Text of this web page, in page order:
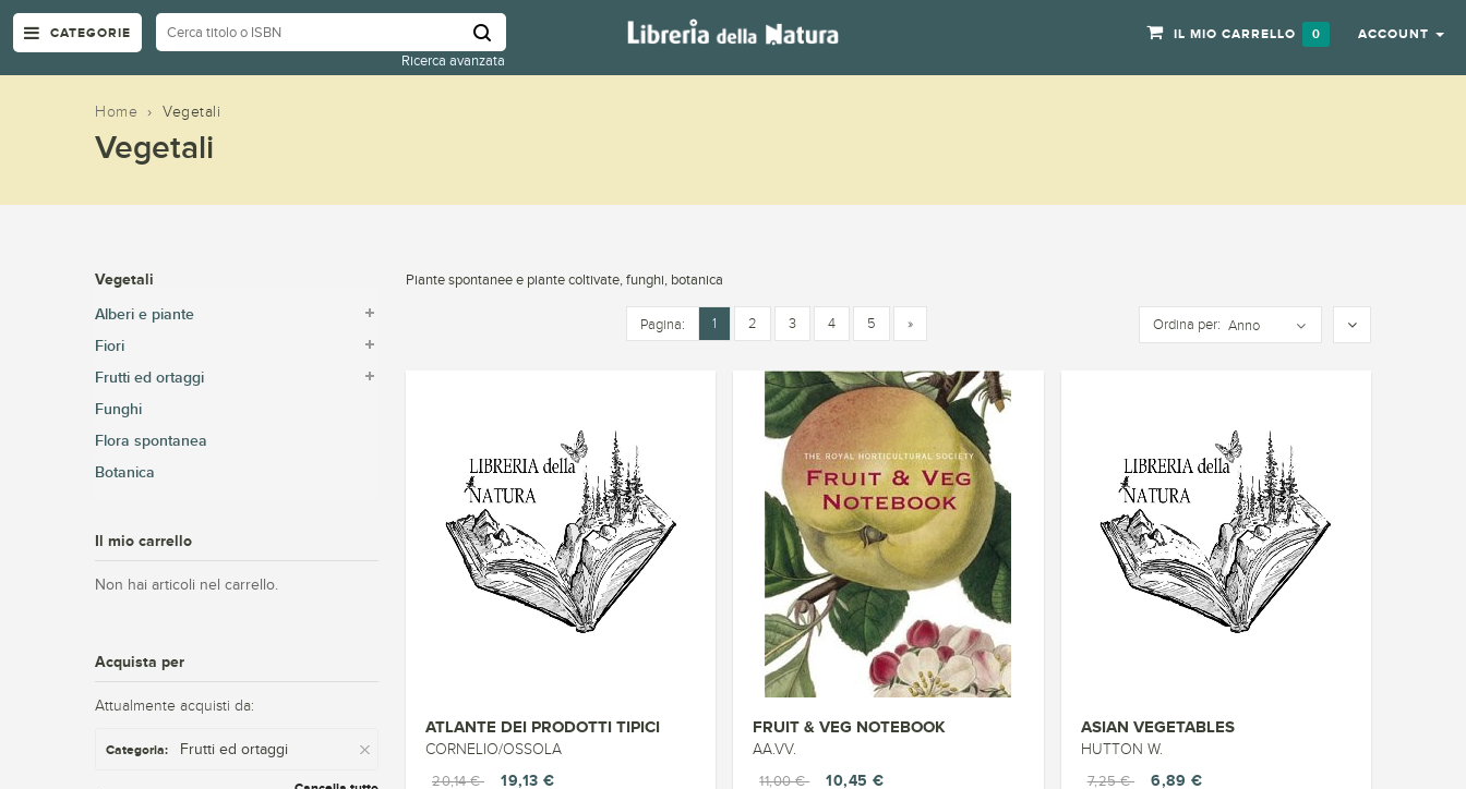
CATEGORIE
Ricerca avanzata
IL MIO CARRELLO 0 ACCOUNT
Home › Vegetali
Vegetali
Piante spontanee e piante coltivate, funghi, botanica
Ordina per: Anno
Pagina: 1 2 3 4 5 »
ATLANTE DEI PRODOTTI TIPICI
CORNELIO/OSSOLA
20,14 €
19,13 €
FRUIT & VEG NOTEBOOK
AA.VV.
11,00 €
10,45 €
ASIAN VEGETABLES
HUTTON W.
7,25 €
6,89 €
Vegetali
Alberi e piante
Fiori
Frutti ed ortaggi
Funghi
Flora spontanea
Botanica
Il mio carrello
Non hai articoli nel carrello.
Acquista per
Attualmente acquisti da:
Categoria: Frutti ed ortaggi